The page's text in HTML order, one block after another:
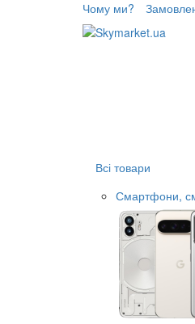
Чому ми?
Всі товари
Смартфони,